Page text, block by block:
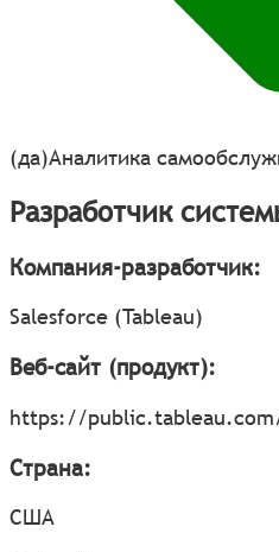
(да)Аналитика
Разработчик
Компания-разработчик:
Salesforce (Tableau)
Веб-сайт (продукт):
https://
Страна:
США